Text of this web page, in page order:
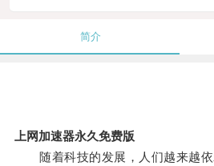
简介
上网加速器永久免费版
随着科技的发展，人们越来越依